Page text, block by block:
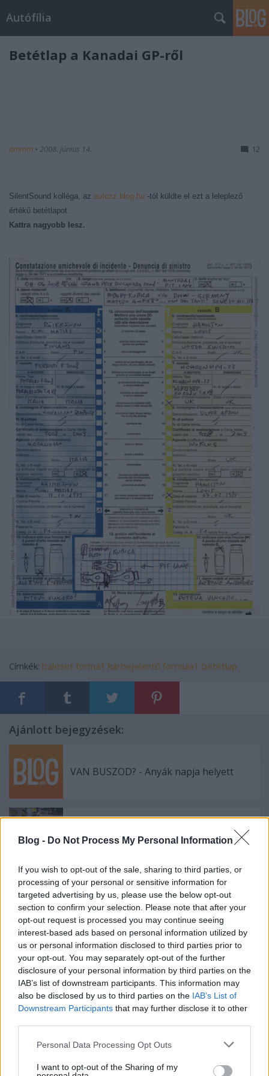
Blog - Do Not Process My Personal Information
If you wish to opt-out of the sale, sharing to third parties, or
processing of your personal or sensitive information for
targeted advertising by us, please use the below opt-out
section to confirm your selection. Please note that after your
opt-out request is processed you may continue seeing
interest-based ads based on personal information utilized by
us or personal information disclosed to third parties prior to
your opt-out. You may separately opt-out of the further
disclosure of your personal information by third parties on the
IAB’s list of downstream participants. This information may
also be disclosed by us to third parties on the IAB’s List of
Downstream Participants that may further disclose it to other
Please note that this website/app uses one or more Google
not limited to your visit or usage behaviour. You may click to
Personal Data Processing Opt Outs
I want to opt-out of the Sharing of my
Autófília
Betétlap a Kanadai GP-ről
ommm • 2008. június 14. 12
SilentSound kolléga, az autozz.blog.hu -tól küldte el ezt a leleplező
értékű betétlapot.
Kattra nagyobb lesz.
Címkék: baleset forma1 kárbejelentő formula1 betétlap
Ajánlott bejegyzések:
VAN BUSZOD? - Anyák napja helyett
Egy nehéz nap
Nemsokára Mikulás
Ciao, Ciao, Piaggio Ciao!
Jogsit, levelezőn?